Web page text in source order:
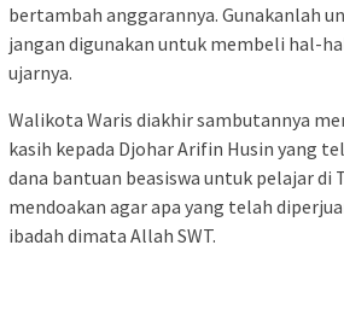
bertambah anggarannya. Gunakanlah
jangan digunakan untuk membeli hal-
ujarnya.
Walikota Waris diakhir sambutannya
kasih kepada Djohar Arifin Husin yang
dana bantuan beasiswa untuk pelajar di
mendoakan agar apa yang telah
ibadah dimata Allah SWT.